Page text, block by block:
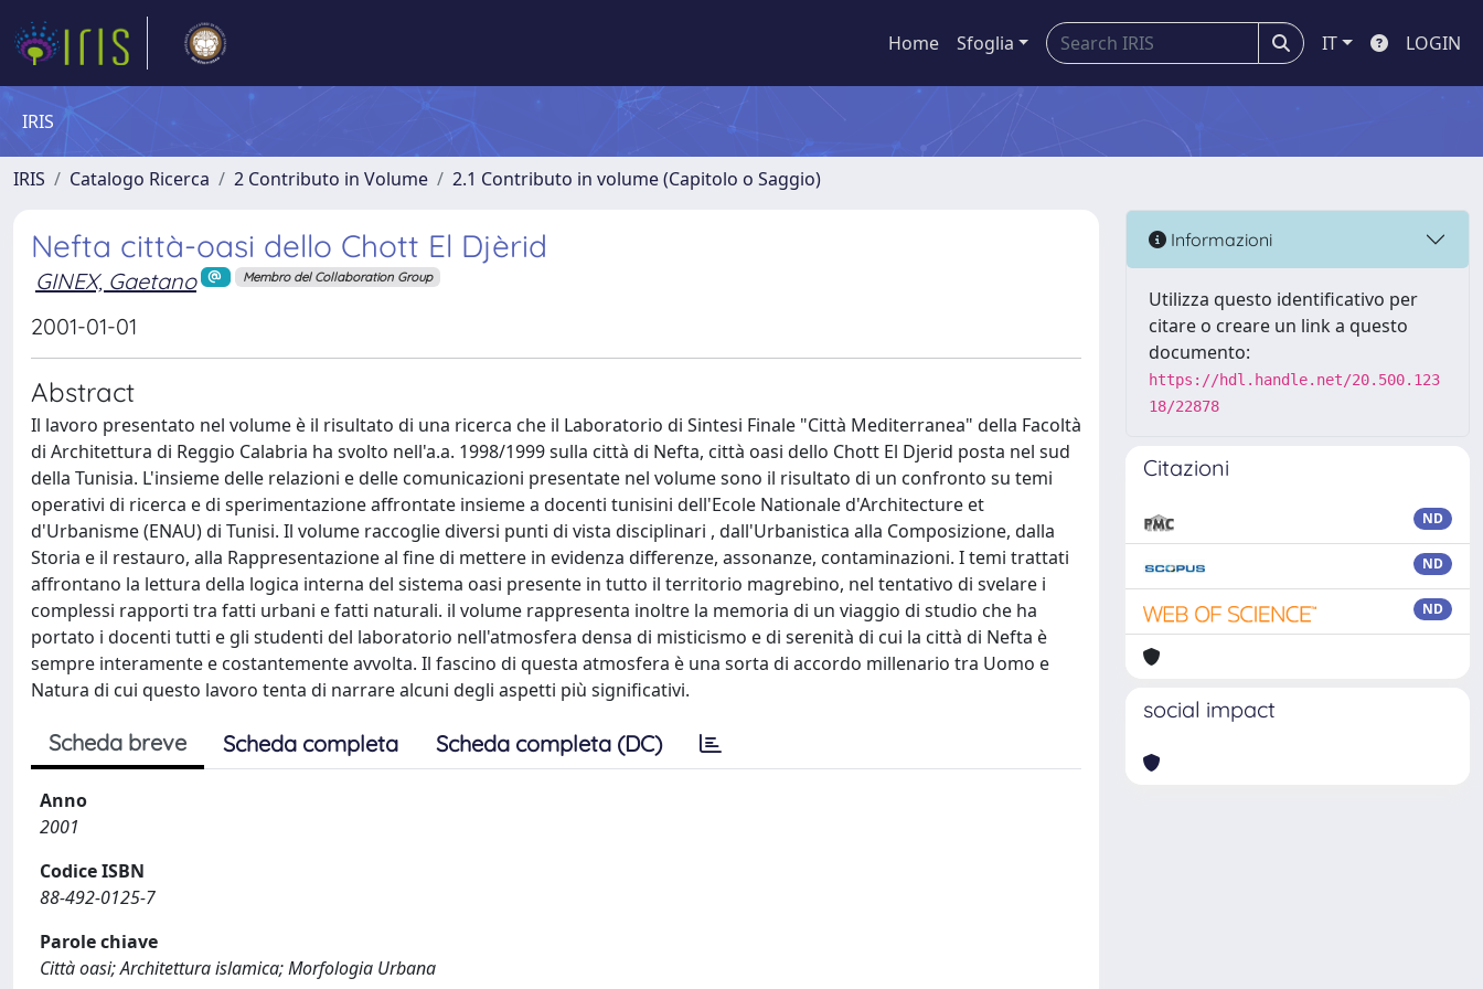
Home Sfoglia IT LOGIN
IRIS
IRIS Catalogo Ricerca 2 Contributo in Volume 2.1 Contributo in volume (Capitolo o Saggio)
Nefta città-oasi dello Chott El Djèrid
GINEX, Gaetano Membro del Collaboration Group
2001-01-01
Abstract
Il lavoro presentato nel volume è il risultato di una ricerca che il Laboratorio di Sintesi Finale "Città Mediterranea" della Facoltà
di Architettura di Reggio Calabria ha svolto nell'a.a. 1998/1999 sulla città di Nefta, città oasi dello Chott El Djerid posta nel sud
della Tunisia. L'insieme delle relazioni e delle comunicazioni presentate nel volume sono il risultato di un confronto su temi
operativi di ricerca e di sperimentazione affrontate insieme a docenti tunisini dell'Ecole Nationale d'Architecture et
d'Urbanisme (ENAU) di Tunisi. Il volume raccoglie diversi punti di vista disciplinari , dall'Urbanistica alla Composizione, dalla
Storia e il restauro, alla Rappresentazione al fine di mettere in evidenza differenze, assonanze, contaminazioni. I temi trattati
affrontano la lettura della logica interna del sistema oasi presente in tutto il territorio magrebino, nel tentativo di svelare i
complessi rapporti tra fatti urbani e fatti naturali. il volume rappresenta inoltre la memoria di un viaggio di studio che ha
portato i docenti tutti e gli studenti del laboratorio nell'atmosfera densa di misticismo e di serenità di cui la città di Nefta è
sempre interamente e costantemente avvolta. Il fascino di questa atmosfera è una sorta di accordo millenario tra Uomo e
Natura di cui questo lavoro tenta di narrare alcuni degli aspetti più significativi.
Scheda breve Scheda completa Scheda completa (DC)
Anno
2001
Codice ISBN
88-492-0125-7
Parole chiave
Città oasi; Architettura islamica; Morfologia Urbana
Informazioni
Utilizza questo identificativo per
citare o creare un link a questo
documento:
https://hdl.handle.net/20.500.123
18/22878
Citazioni
ND
ND
ND
social impact